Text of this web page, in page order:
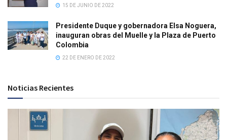
15 DE JUNIO DE 2022
Presidente Duque y gobernadora Elsa Noguera,
inauguran obras del Muelle y la Plaza de Puerto
Colombia
22 DE ENERO DE 2022
Noticias Recientes